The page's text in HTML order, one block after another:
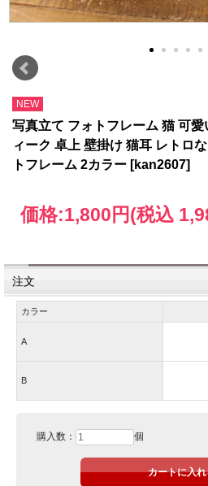
NEW
写真立て フォトフレーム 猫 可
ィーク 卓上 壁掛け 猫耳 レトロ
トフレーム 2カラー [kan2607]
価格:1,800円(税込
注文
カラー
A
B
購入数： 個